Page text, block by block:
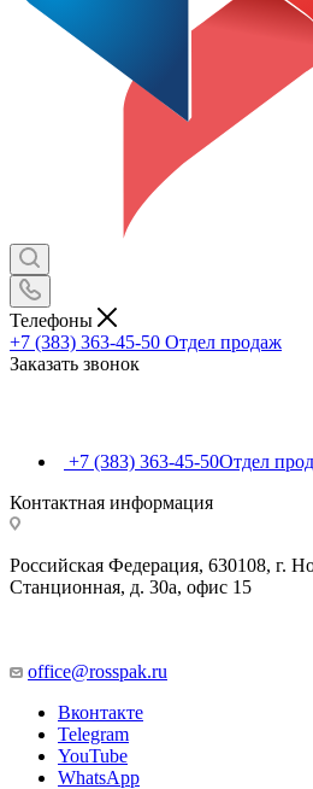
Телефоны
+7 (383) 363-45-50 Отдел продаж
Заказать звонок
+7 (383) 363-45-50Отдел
Контактная информация
Российская Федерация, 630108, г.
Станционная, д. 30а, офис 15
office@rosspak.ru
Вконтакте
Telegram
YouTube
WhatsApp